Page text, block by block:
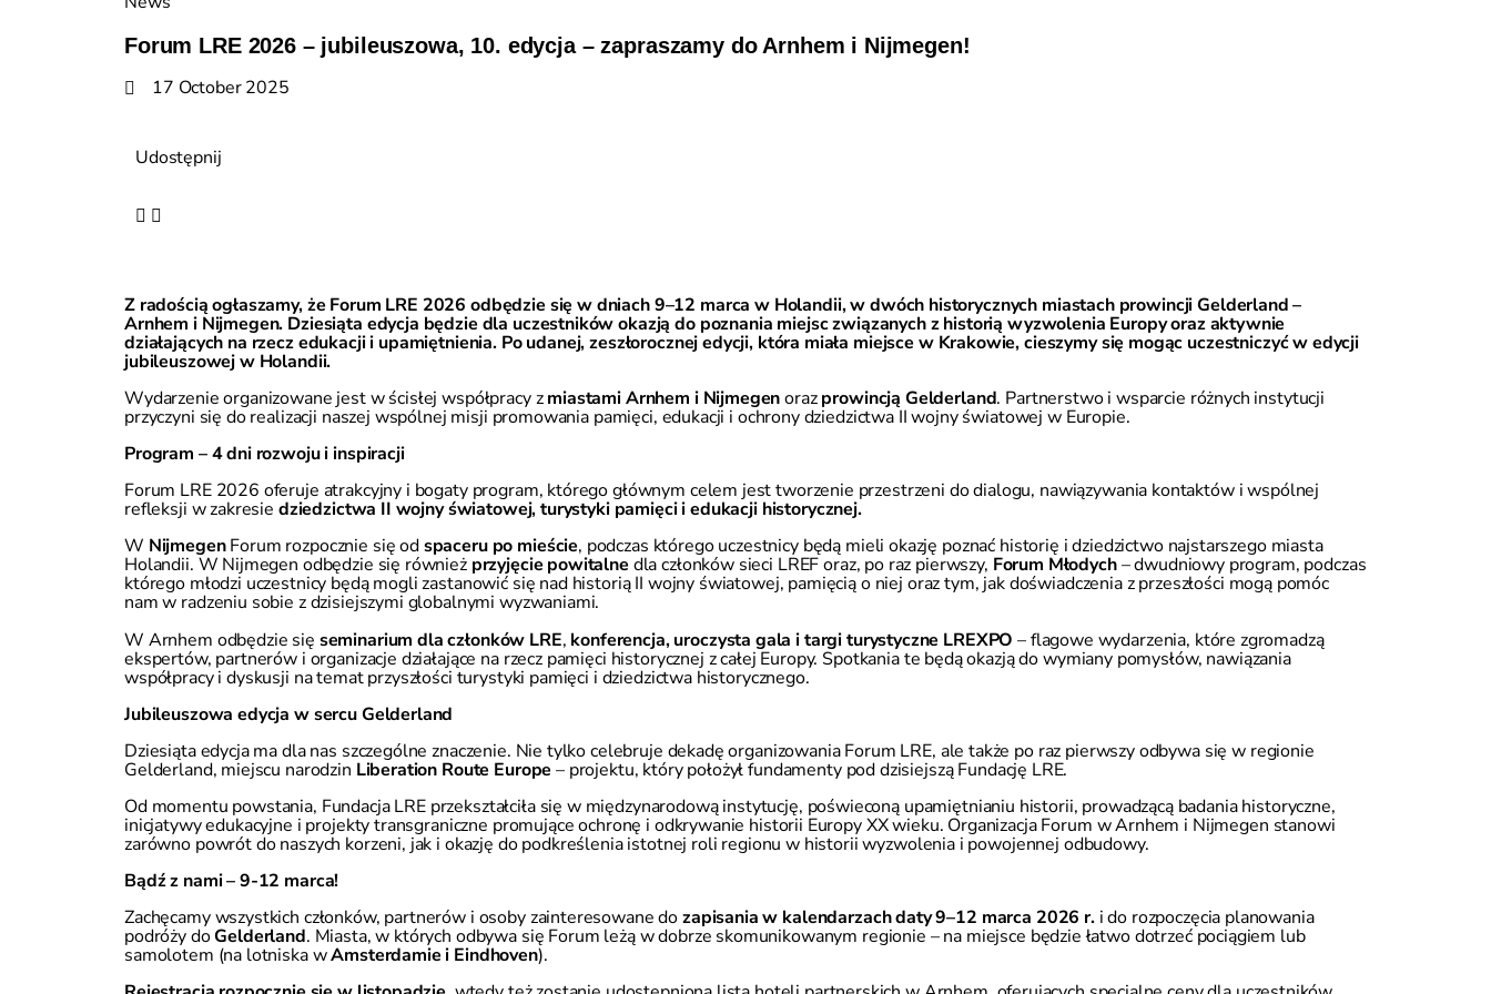
Forum LRE 2026 – jubileuszowa, 10. edycja – zapraszamy do Arnhem i Nijmegen!
17 October 2025
Udostępnij
Z radością ogłaszamy, że Forum LRE 2026 odbędzie się w dniach 9–12 marca w Holandii, w dwóch historycznych miastach prowincjiGelderland–
Arnhem i Nijmegen. Dziesiąta edycja będzie dla uczestników okazją do poznania miejsc związanych z historią wyzwolenia Europy oraz aktywnie
działających na rzecz edukacji i upamiętnienia. Po udanej, zeszłorocznej edycji, która miała miejsce w Krakowie, cieszymy się mogąc uczestniczyć w edycji
jubileuszowej w Holandii.
Wydarzenie organizowane jest w ścisłej współpracy zmiastami Arnhem i Nijmegenorazprowincją Gelderland. Partnerstwo i wsparcie różnych instytucji
przyczyni się do realizacji naszej wspólnej misji promowania pamięci, edukacji i ochrony dziedzictwa II wojny światowej w Europie.
Program – 4 dni rozwoju i inspiracji
Forum LRE 2026 oferuje atrakcyjny i bogaty program, którego głównym celem jest tworzenie przestrzeni do dialogu, nawiązywania kontaktów i wspólnej
refleksji w zakresie dziedzictwa II wojny światowej, turystyki pamięci i edukacji historycznej.
W NijmegenForum rozpocznie się odspaceru po mieście, podczas którego uczestnicy będą mieli okazję poznać historię i dziedzictwo najstarszego miasta
Holandii. W Nijmegen odbędzie się również przyjęcie powitalne dla członków sieci LREF oraz, po raz pierwszy, Forum Młodych– dwudniowy program, podczas
którego młodzi uczestnicy będą mogli zastanowić się nad historią II wojny światowej, pamięcią o niej oraz tym, jak doświadczenia z przeszłości mogą pomóc
nam w radzeniu sobie z dzisiejszymi globalnymi wyzwaniami.
W Arnhem odbędzie się seminarium dla członków LRE, konferencja, uroczysta gala i targi turystyczne LREXPO – flagowe wydarzenia, które zgromadzą
ekspertów, partnerów i organizacje działające na rzecz pamięci historycznej z całej Europy. Spotkania te będą okazją do wymiany pomysłów, nawiązania
współpracy i dyskusji na temat przyszłości turystyki pamięci i dziedzictwa historycznego.
Jubileuszowa edycja w sercu Gelderland
Dziesiąta edycja ma dla nas szczególne znaczenie. Nie tylko celebruje dekadę organizowania Forum LRE, ale także po raz pierwszy odbywa się w regionie
Gelderland, miejscu narodzin Liberation Route Europe – projektu, który położył fundamenty pod dzisiejszą Fundację LRE.
Od momentu powstania, Fundacja LRE przekształciła się w międzynarodową instytucję, poświeconą upamiętnianiu historii, prowadzącą badania historyczne,
inicjatywy edukacyjne i projekty transgraniczne promujące ochronę i odkrywanie historii Europy XX wieku. Organizacja Forum w Arnhem i Nijmegen stanowi
zarówno powrót do naszych korzeni, jak i okazję do podkreślenia istotnej roli regionu w historii wyzwolenia i powojennej odbudowy.
Bądź z nami – 9-12 marca!
Zachęcamy wszystkich członków, partnerów i osoby zainteresowane dozapisania w kalendarzach daty 9–12 marca 2026 r.i do rozpoczęcia planowania
podróży doGelderland. Miasta, w których odbywa się Forum leżą w dobrze skomunikowanym regionie – na miejsce będzie łatwo dotrzeć pociągiem lub
samolotem (na lotniska wAmsterdamie i Eindhoven).